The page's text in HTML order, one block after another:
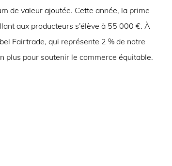
de valeur ajoutée. Cette année, la prime
aux producteurs s’élève à 55 000 €. À
Fairtrade, qui représente 2 % de notre
plus pour soutenir le commerce équitable.